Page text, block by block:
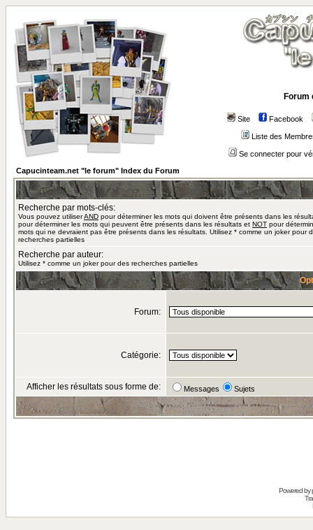
Forum
Site Facebook
Liste des
Se connecter pour
Capucinteam.net "le forum" Index du Forum
Recherche par mots-clés:
Vous pouvez utiliserAND pour déterminer les mots qui doivent être présents dans les
pour déterminer les mots qui peuvent être présents dans les résultats et NOT pour
mots qui ne devraient pas être présents dans les résultats. Utilisez * comme un joker pour
recherches partielles
Recherche par auteur:
Utilisez * comme un joker pour des recherches partielles
Forum:
Catégorie:
Afficher les résultats sous forme de: Messages Sujets
Powered by